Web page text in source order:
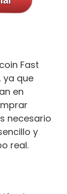
Fast
ya que
en
necesario
y
real.